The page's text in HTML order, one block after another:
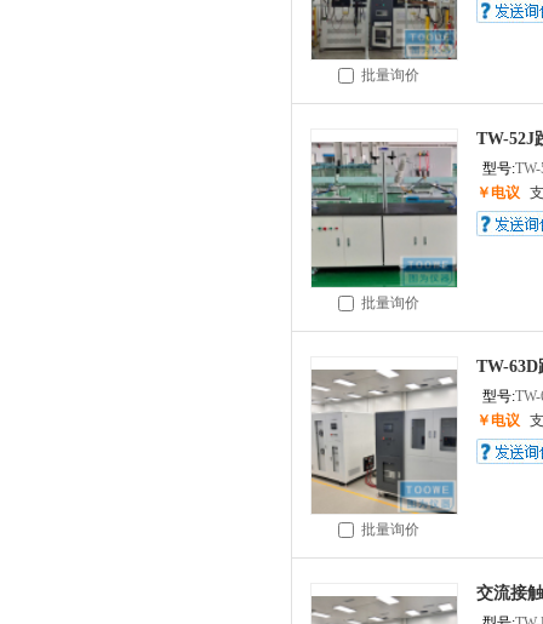
批量询价
批量询价
TW-52J
型号:TW-
￥电议
批量询价
TW-
型号:
￥电议
交流接